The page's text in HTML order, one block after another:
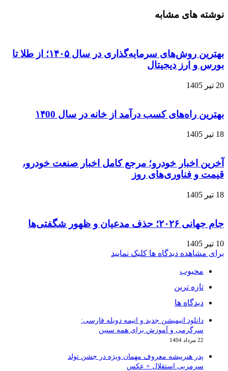
نوشته های مشابه
بهترین روش‌های سرمایه‌گذاری در سال ۱۴۰۵؛ از طلا تا
بورس و ارز دیجیتال
20 تیر 1405
بهترین راه‌های کسب درآمد از خانه در سال ۱۴00
18 تیر 1405
آخرین اخبار خودرو؛ مرجع کامل اخبار صنعت خودرو،
قیمت و فناوری‌های روز
18 تیر 1405
جام جهانی ۲۰۲۶؛ حذف مدعیان و ظهور شگفتی‌ها
10 تیر 1405
برای مشاهده دیدگاه ها کلیک نمایید
محبوب
تازه ترین
دیدگاه ها
دانلود انیمیشن جدید و انیمه دوبله فارسی:
سرگرمی و آموزش برای همه سنین
22 مرداد 1404
پدر هنرپیشه معروف مهمان ویژه در جشن تولد
سرمربی استقلال + عکس